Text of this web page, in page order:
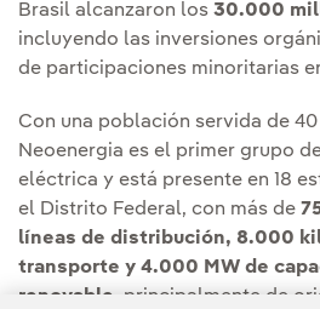
Brasil alcanzaron los 30.000
incluyendo las inversiones
de participaciones minoritarias
Con una población servida de
Neoenergia es el primer grupo
eléctrica y está presente en 18
el Distrito Federal, con más de
líneas de distribución, 8.000
transporte y 4.000 MW de
renovable , principalmente de